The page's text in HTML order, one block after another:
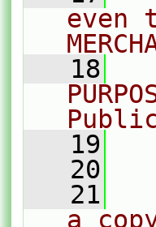
even
   18
   19
   20
   21
a